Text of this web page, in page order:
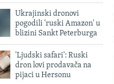
Ukrajinski dronovi
pogodili 'ruski Amazon' u
blizini Sankt Peterburga
'Ljudski safari': Ruski
dron lovi prodavača na
pijaci u Hersonu